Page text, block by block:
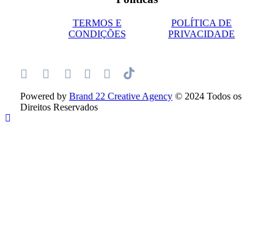
TERMOS E
CONDIÇÕES
POLÍTICA DE
PRIVACIDADE
Powered by Brand 22 Creative Agency © 2024 Todos os
Direitos Reservados